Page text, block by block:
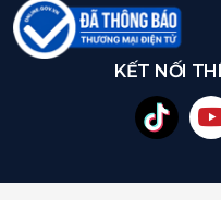
KẾT NỐI